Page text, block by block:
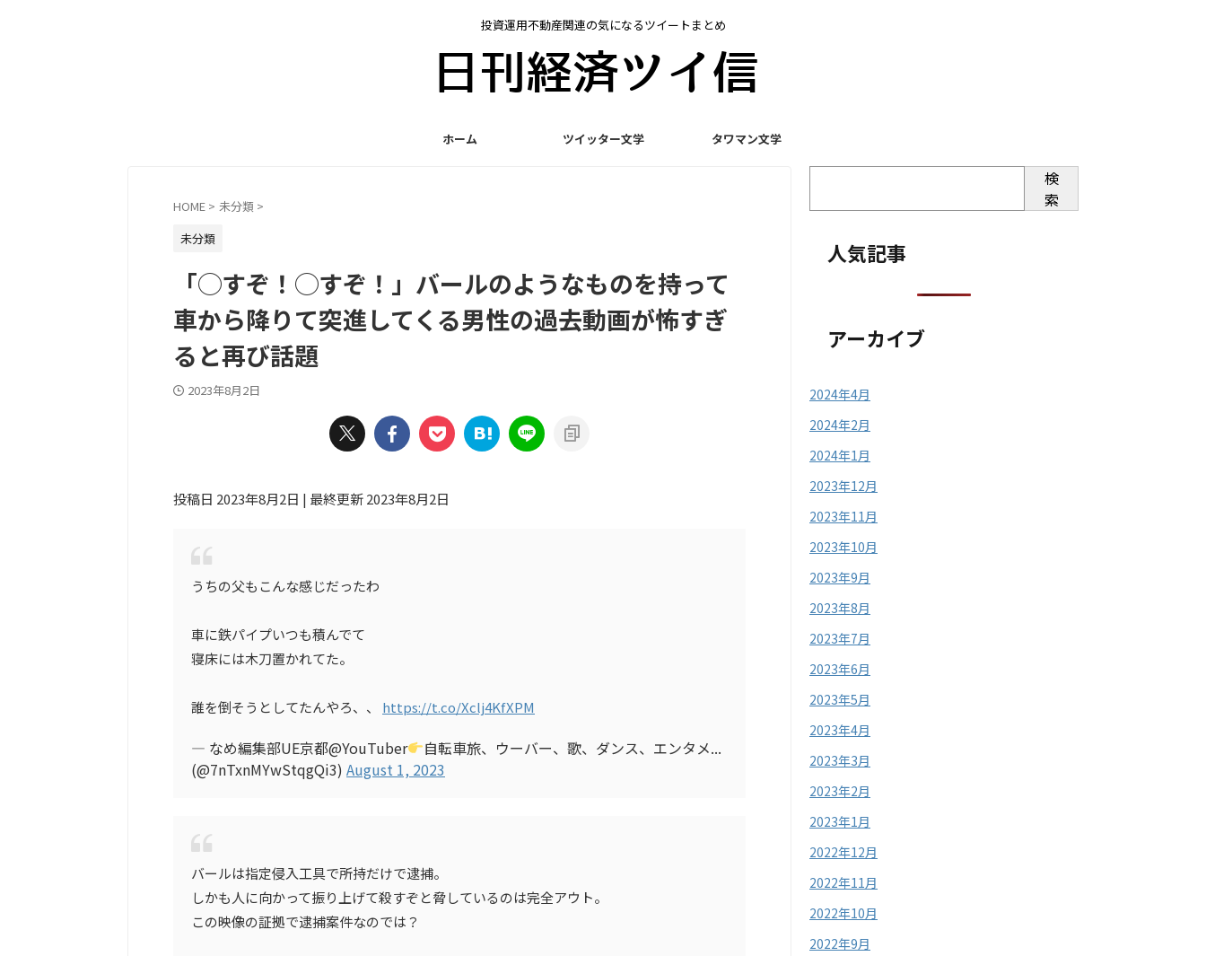
投資運用不動産関連の気になるツイートまとめ
ホーム ツイッター文学 タワマン文学
HOME > 未分類 >
未分類
「◯すぞ！◯すぞ！」バールのようなものを持って
車から降りて突進してくる男性の過去動画が怖すぎ
ると再び話題
2023年8月2日
投稿日 2023年8月2日 | 最終更新 2023年8月2日
うちの父もこんな感じだったわ
車に鉄パイプいつも積んでて
寝床には木刀置かれてた。
誰を倒そうとしてたんやろ、、 https://t.co/Xclj4KfXPM
— なめ編集部UE京都@YouTuber
自転車旅、ウーバー、歌、ダンス、エンタメ...
(@7nTxnMYwStqgQi3) August 1, 2023
バールは指定侵入工具で所持だけで逮捕。
しかも人に向かって振り上げて殺すぞと脅しているのは完全アウト。
この映像の証拠で逮捕案件なのでは？
検
索
人気記事
アーカイブ
2024年4月
2024年2月
2024年1月
2023年12月
2023年11月
2023年10月
2023年9月
2023年8月
2023年7月
2023年6月
2023年5月
2023年4月
2023年3月
2023年2月
2023年1月
2022年12月
2022年11月
2022年10月
2022年9月